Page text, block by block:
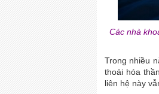
Các nhà
Trong nhiều
thoái hóa
liên hệ này